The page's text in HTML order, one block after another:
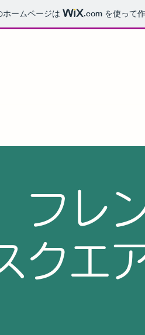
ホームページは .com を使って
フレ
クエ